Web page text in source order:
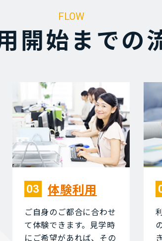
FLOW
開始までの
03 体験利⽤
ご⾃⾝のご都合に合わせ
て体験できます。⾒学時
にご希望があれば、その